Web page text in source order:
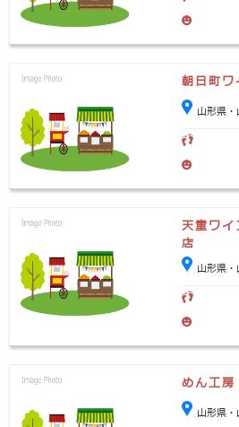
朝日町ワ
山形県
天童ワ
店
山形県
めん工
山形県